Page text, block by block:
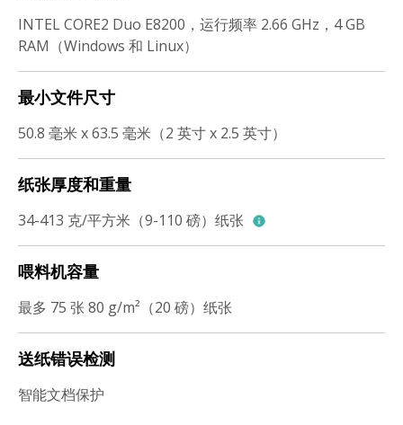
INTEL CORE2 Duo E8200，运行频率 2.66 GHz，4 GB
RAM（Windows 和 Linux）
最小文件尺寸
50.8 毫米 x 63.5 毫米（2 英寸 x 2.5 英寸）
纸张厚度和重量
34-413 克/平方米（9-110 磅）纸张
喂料机容量
最多 75 张 80 g/m²（20 磅）纸张
送纸错误检测
智能文档保护